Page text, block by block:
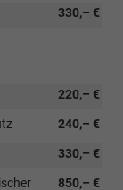
330,– €
220,– €
240,– €
330,– €
850,– €